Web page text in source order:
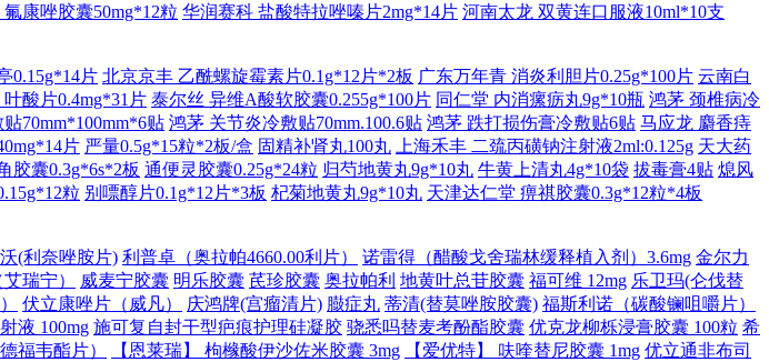
康唑胶囊50mg*12粒 华润赛科 盐酸特拉唑嗪片2mg*14片 河南太龙 双黄连口服液10ml*10支
0.15g*14片 北京京丰 乙酰螺旋霉素片0.1g*12片*2板 广东万年青 消炎利胆片0.25g*100片 云南白
酸片0.4mg*31片 泰尔丝 异维A酸软胶囊0.255g*100片 同仁堂 内消瘰疬丸9g*10瓶 鸿茅 颈椎病冷
70mm*100mm*6贴 鸿茅 关节炎冷敷贴70mm.100.6贴 鸿茅 跌打损伤膏冷敷贴6贴 马应龙 麝香痔
片 严量0.5g*15粒*2板/盒 固精补肾丸100丸 上海禾丰 二巯丙磺钠注射液2ml:0.125g 天大药
胶囊0.3g*6s*2板 通便灵胶囊0.25g*24粒 归芍地黄丸9g*10丸 牛黄上清丸4g*10袋 拔毒膏4贴 熄风
粒 别嘌醇片0.1g*12片*3板 杞菊地黄丸9g*10丸 天津达仁堂 痹祺胶囊0.3g*12粒*4板
(利奈唑胺片) 利普卓（奥拉帕4660.00利片） 诺雷得（醋酸戈舍瑞林缓释植入剂）3.6mg 金尔力
瑞宁） 威麦宁胶囊 明乐胶囊 芪珍胶囊 奥拉帕利 地黄叶总苷胶囊 福可维 12mg 乐卫玛(仑伐替
伏立康唑片（威凡） 庆鸿牌(宫瘤清片) 臌症丸 蒂清(替莫唑胺胶囊) 福斯利诺（碳酸镧咀嚼片）
液 100mg 施可复自封干型疤痕护理硅凝胶 骁悉吗替麦考酚酯胶囊 优克龙柳栎浸膏胶囊 100粒 希
福韦酯片） 【恩莱瑞】 枸橼酸伊沙佐米胶囊 3mg 【爱优特】 呋喹替尼胶囊 1mg 优立通非布司